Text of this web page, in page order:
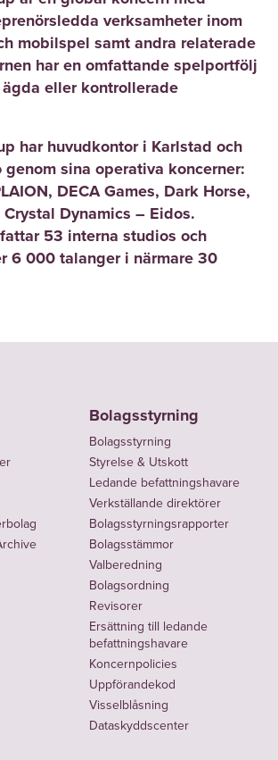
verksamheter inom
mobilspel samt andra relaterade
har en omfattande spelportfölj
eller kontrollerade
har huvudkontor i Karlstad och
sina operativa koncerner:
DECA Games, Dark Horse,
Dynamics – Eidos.
53 interna studios och
6 000 talanger i närmare 30
Bolagsstyrning
Bolagsstyrning
Styrelse & Utskott
Ledande befattningshavare
Verkställande direktörer
Bolagsstyrningsrapporter
Bolagsstämmor
Valberedning
Bolagsordning
Revisorer
Ersättning till ledande
befattningshavare
Koncernpolicies
Uppförandekod
Visselblåsning
Dataskyddscenter